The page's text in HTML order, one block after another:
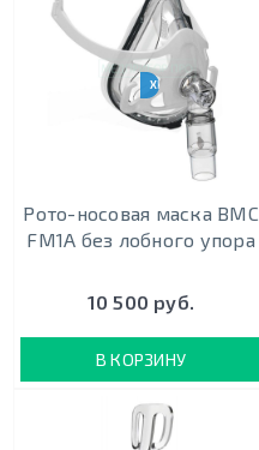
ХИТ ПРОДАЖ
Рото-носовая маска BMC
FM1A без лобного упора
10 500 руб.
В КОРЗИНУ